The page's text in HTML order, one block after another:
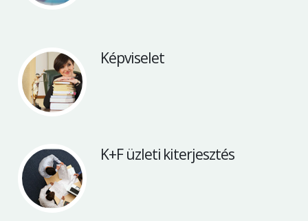
Képviselet
K+F üzleti kiterjesztés